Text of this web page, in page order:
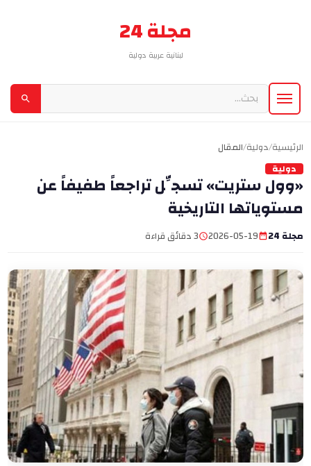
مجلة 24
لبنانية عربية دولية
الرئيسية/دولية/المقال
دولية
«وول ستريت» تسجِّل تراجعاً طفيفاً عن
مستوياتها التاريخية
مجلة 24 2026-05-19 3 دقائق قراءة